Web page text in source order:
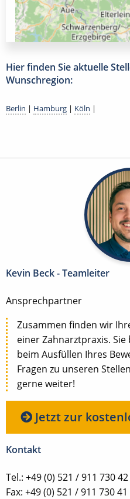
Hier finden Sie aktuelle
Wunschregion:
Berlin | Hamburg | Köln |
Kevin Beck - Teamleiter
Ansprechpartner
Zusammen finden wir
einer Zahnarztpraxis.
beim Ausfüllen Ihres
Fragen zu unseren
gerne weiter!
Jetzt zur
Kontakt
Tel.: +49 (0) 521 / 911 730 42
Fax: +49 (0) 521 / 911 730 41